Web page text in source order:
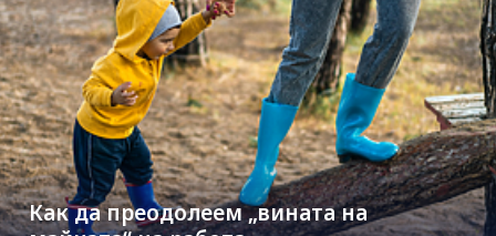
Как да преодолеем „вината на